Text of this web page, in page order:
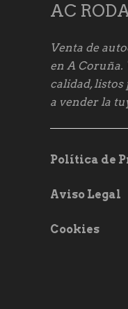
AC
Venta de
en A Coruña.
calidad,
a vender la
Política de
Aviso Legal
Cookies